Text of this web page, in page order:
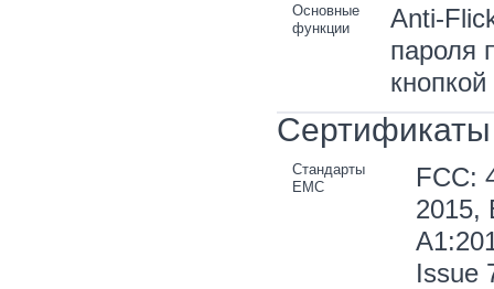
Основные
функции
Anti-
пароля
кнопкой
Сертификаты
Стандарты
EMC
FCC:
2015,
Issue